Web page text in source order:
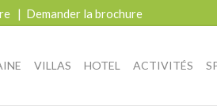
| Demander la brochure
VILLAS HOTEL ACTIVITÉS